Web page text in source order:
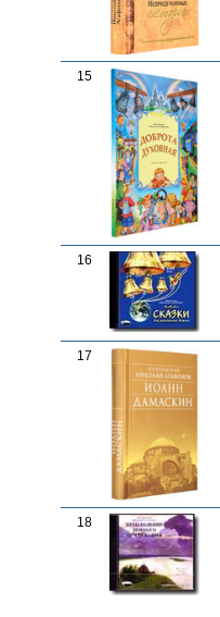
15
16
17
18